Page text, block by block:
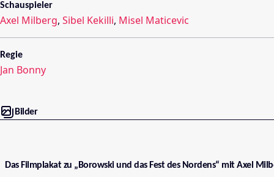
Schauspieler
Axel Milberg, Sibel Kekilli, Misel Maticevic
Regie
Jan Bonny
Bilder
Das Filmplakat zu „Borowski und das Fest des Nordens“ mit Axel